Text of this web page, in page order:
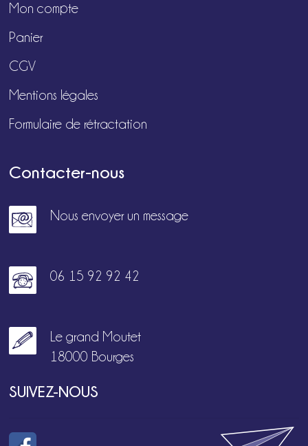
Mon compte
Panier
CGV
Mentions légales
Formulaire de rétractation
Contacter-nous
Nous envoyer un message
06 15 92 92 42
Le grand Moutet
18000 Bourges
SUIVEZ-NOUS